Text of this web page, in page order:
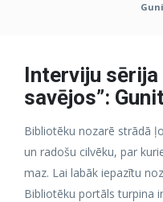
Interviju sērija
savējos”:
Bibliotēku nozarē strādā
un radošu cilvēku, par
maz. Lai labāk iepazītu
Bibliotēku portāls turpina